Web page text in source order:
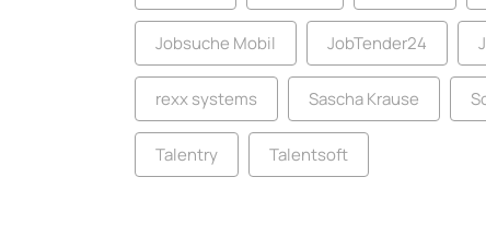
Jobsuche Mobil JobTender24
rexx systems Sascha Krause
Talentry Talentsoft